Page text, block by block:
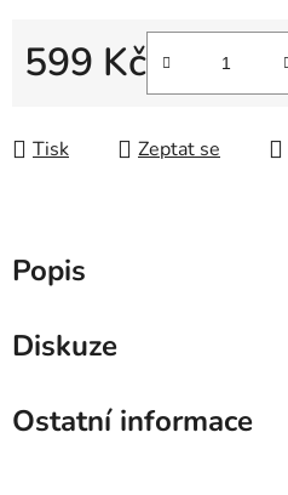
599 Kč
Tisk Zeptat se
Popis
Diskuze
Ostatní informace